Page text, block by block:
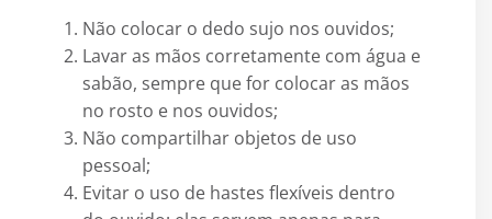
Não colocar o dedo sujo nos ouvidos;
Lavar as mãos corretamente com água e
sabão, sempre que for colocar as mãos
no rosto e nos ouvidos;
Não compartilhar objetos de uso
pessoal;
Evitar o uso de hastes flexíveis dentro